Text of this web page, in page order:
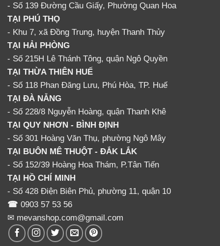
Sản phẩm hiện có bán trên toàn quốc – Mẹ
Vân Shop 0903575356
Miền Bắc: Hà Nội, Hải Phòng, Bắc Ninh, Phú Thọ, Thái
Bình, Quảng Ninh, Điện Biên, Hòa Bình, Lào Cai, Bắc
Giang, Lai Châu, Cao Bằng, Hà Giang, Hà Nam, Hải
Dương, Hưng Yên, Lạng Sơn, Vĩnh Phúc, Tuyên
Quang, Yên Bái, Bắc Kạn, Nam Định
Miền Trung – Tây Nguyên: Đà Nẵng, Quảng Nam,
Quảng Ngãi, Bình Định, Thanh Hóa, Hà Tĩnh, Nghệ An,
Quảng Bình, Quảng Trị, Huế, Gia Lai, Đắc Lắc, Kon
Tum, Lâm Đồng, Đắc Nông, Phú Yên, Khánh Hòa, Bình
Thuận, Ninh Thuận.
Miền Nam:Thành phố Hồ Chí Minh, Cần Thơ, An
Giang, Kiên Giang, Bà Rịa Vũng Tàu, Đồng Tháp, Bến
Tre, Vĩnh Long, Cà Mau, Bình Phước, Bình Thuận,
Đồng Nai, Sóc Trăng, Tiền Giang, Sóc Trăng, Tây Ninh
- Số 139 Đường Cầu Giấy, Phường Quan Hoa
TẠI PHÚ THỌ
- Khu 7, xã Đồng Trung, huyện Thanh Thủy
TẠI HẢI PHÒNG
- Số 215H Lê Thánh Tông, quận Ngô Quyền
TẠI THỪA THIÊN HUẾ
- Số 118 Phan Đăng Lưu, Phú Hòa, TP. Huế
TẠI ĐÀ NẴNG
- Số 228/8 Nguyễn Hoàng, quận Thanh Khê
TẠI QUY NHƠN - BÌNH ĐỊNH
- Số 301 Hoàng Văn Thụ, phường Ngô Mây
TẠI BUÔN MÊ THUỘT - ĐẮK LẮK
- Số 152/39 Hoàng Hoa Thám, P.Tân Tiến
TẠI HỒ CHÍ MINH
- Số 428 Điện Biên Phủ, phường 11, quận 10
☎ 0903 57 53 56
✉ mevanshop.com@gmail.com